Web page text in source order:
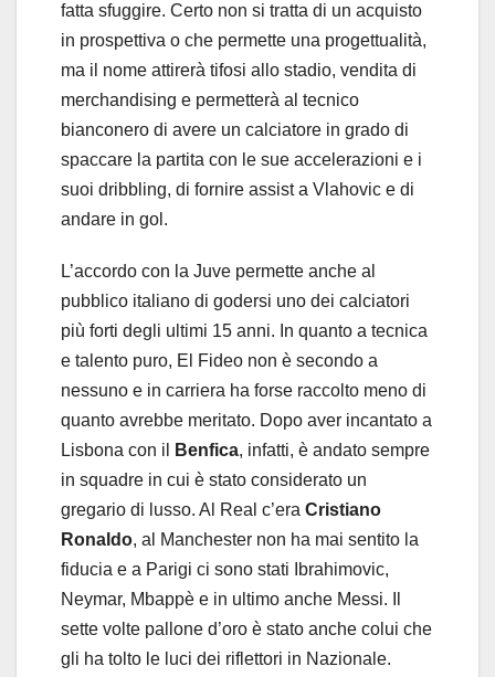
fatta sfuggire. Certo non si tratta di un acquisto
in prospettiva o che permette una progettualità,
ma il nome attirerà tifosi allo stadio, vendita di
merchandising e permetterà al tecnico
bianconero di avere un calciatore in grado di
spaccare la partita con le sue accelerazioni e i
suoi dribbling, di fornire assist a Vlahovic e di
andare in gol.
L’accordo con la Juve permette anche al
pubblico italiano di godersi uno dei calciatori
più forti degli ultimi 15 anni. In quanto a tecnica
e talento puro, El Fideo non è secondo a
nessuno e in carriera ha forse raccolto meno di
quanto avrebbe meritato. Dopo aver incantato a
Lisbona con il
Benfica, infatti, è andato sempre
in squadre in cui è stato considerato un
gregario di lusso. Al Real c’era Cristiano
Ronaldo, al Manchester non ha mai sentito la
fiducia e a Parigi ci sono stati Ibrahimovic,
Neymar, Mbappè e in ultimo anche Messi. Il
sette volte pallone d’oro è stato anche colui che
gli ha tolto le luci dei riflettori in Nazionale.